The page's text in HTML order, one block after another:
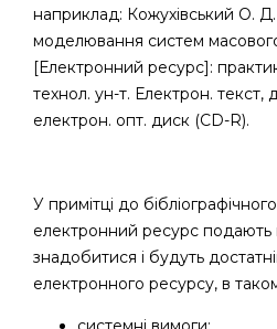
наприклад: Кожухівський О. Д.
моделювання систем
[Електронний ресурс]:
технол. ун-т. Електрон. текст,
електрон. опт. диск (CD-R).
У примітці до
електронний ресурс подають
знадобитися і будуть
електронного ресурсу, в